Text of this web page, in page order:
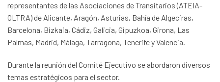
representantes de las Asociaciones de Transitarios (ATEIA-
OLTRA) de Alicante, Aragón, Asturias, Bahía de Algeciras,
Barcelona, Bizkaia, Cádiz, Galicia, Gipuzkoa, Girona, Las
Palmas, Madrid, Málaga, Tarragona, Tenerife y Valencia.
Durante la reunión del Comité Ejecutivo se abordaron diversos
temas estratégicos para el sector.